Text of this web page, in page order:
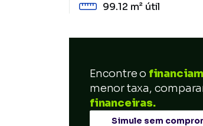
99.12 m² útil
Encontre o
menor taxa,
financeiras.
Simule sem